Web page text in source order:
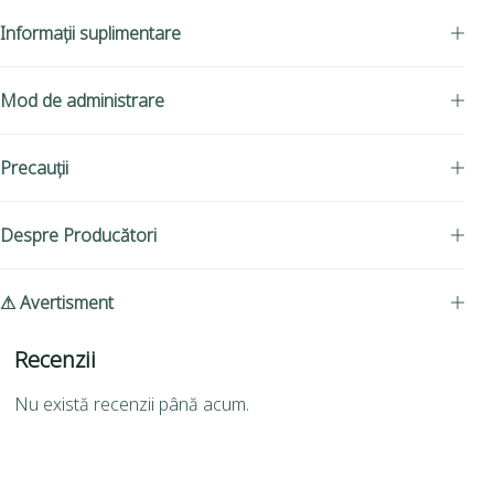
Informații suplimentare
Mod de administrare
Precauții
Despre Producători
⚠ Avertisment
Recenzii
Nu există recenzii până acum.